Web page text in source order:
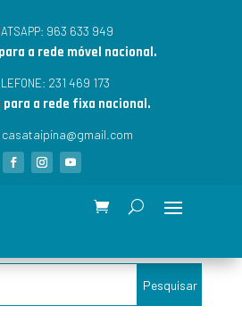
963 633 949
a rede móvel nacional.
231 469 173
para a rede fixa nacional.
casataipina@gmail.com